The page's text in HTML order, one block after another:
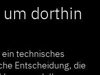
um dorthin
technisches
Entscheidung, die